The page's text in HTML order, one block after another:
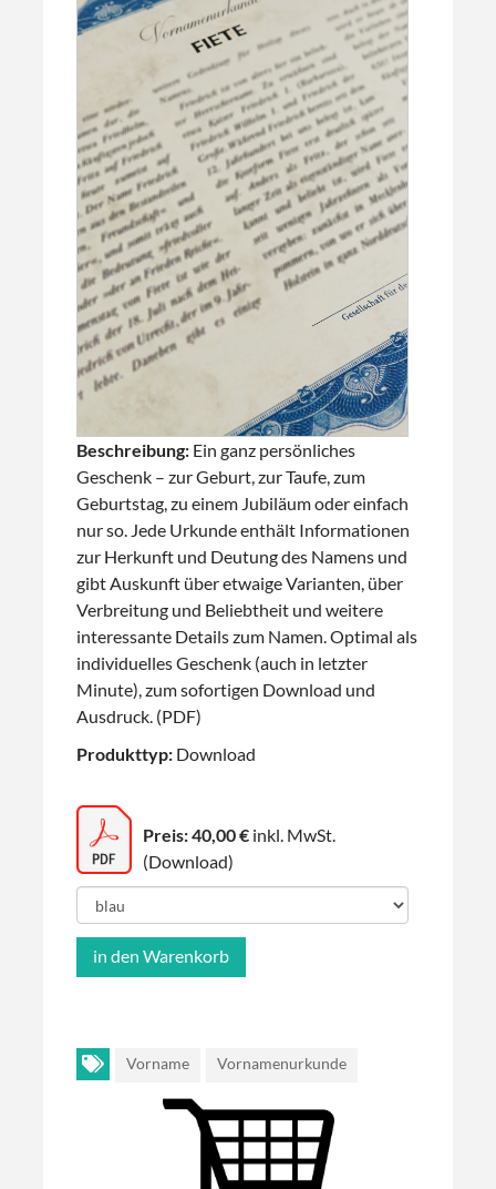
Beschreibung: Ein ganz persönliches
Geschenk – zur Geburt, zur Taufe, zum
Geburtstag, zu einem Jubiläum oder einfach
nur so. Jede Urkunde enthält Informationen
zur Herkunft und Deutung des Namens und
gibt Auskunft über etwaige Varianten, über
Verbreitung und Beliebtheit und weitere
interessante Details zum Namen. Optimal als
individuelles Geschenk (auch in letzter
Minute), zum sofortigen Download und
Ausdruck. (PDF)
Produkttyp: Download
Preis: 40,00 € inkl. MwSt.
(Download)
Vorname Vornamenurkunde